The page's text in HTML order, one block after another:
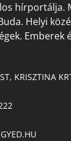
hírportálja.
Helyi
Emberek
KRISZTINA